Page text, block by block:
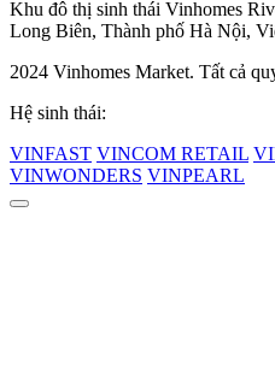
Khu đô thị sinh thái Vinhomes
Long Biên, Thành phố Hà Nội,
2024 Vinhomes Market. Tất cả
Hệ sinh thái:
VINFAST VINCOM RETAIL
VINWONDERS VINPEARL